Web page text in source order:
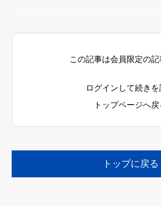
この記事は会員限定の記
ログインして続き
トップページへ戻
トップに戻る